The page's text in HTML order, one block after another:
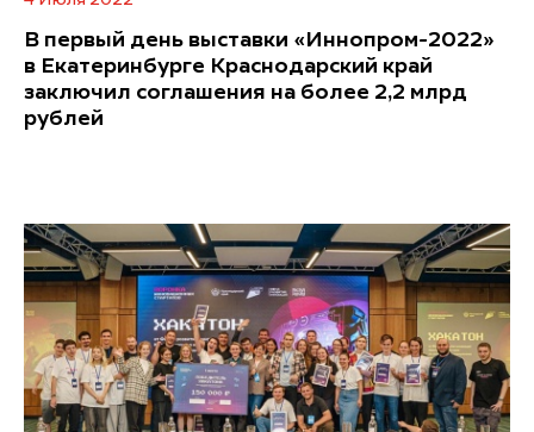
В первый день выставки «Иннопром-2022»
в Екатеринбурге Краснодарский край
заключил соглашения на более 2,2 млрд
рублей